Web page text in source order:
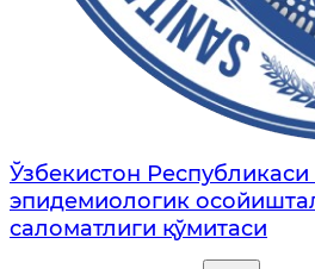
Ўзбекистон
эпидемиологик
саломатлиги қўмитаси